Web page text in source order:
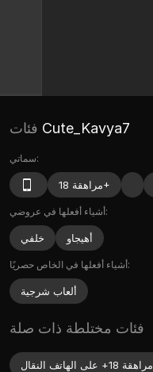
Cute_Kavya7
سماتي:
مراهقة 18+
أشياء أفعلها في عروضي:
خلفي أهيجاو
أشياء أفعلها في الخاص حصريًا:
ألعاب شرجية
فئات مختلطة ذات صلة
مراهقة 18+ على الهاتف النقال